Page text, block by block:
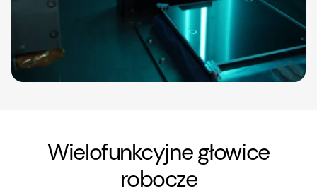
Wielofunkcyjne głowice
robocze